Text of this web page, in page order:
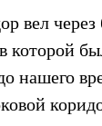
вел
нашего